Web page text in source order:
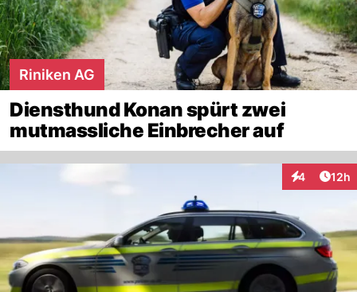
Riniken AG
Diensthund Konan spürt zwei
mutmassliche Einbrecher auf
4
Interaktionen
12h